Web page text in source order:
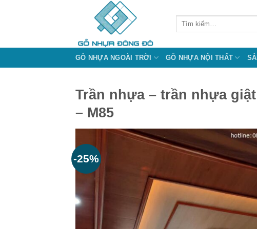
Tìm
GỖ NHỰA NGOÀI TRỜI GỖ NHỰA NỘI THẤT
Trần nhựa – trần nhựa
– M85
-25%